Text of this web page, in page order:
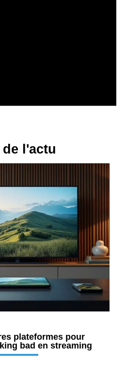
l'actu
plateformes pour
bad en streaming